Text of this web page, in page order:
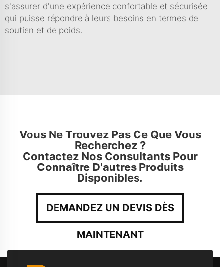
s'assurer d'une expérience confortable et sécurisée
qui puisse répondre à leurs besoins en termes de
soutien et de poids.
Vous Ne Trouvez Pas Ce Que Vous
Recherchez ?
Contactez Nos Consultants Pour
Connaître D'autres Produits
Disponibles.
DEMANDEZ UN DEVIS DÈS
MAINTENANT